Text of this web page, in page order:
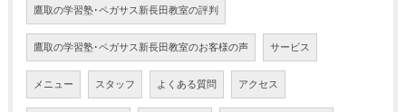
鷹取の学習塾･ペガサス新長田教室の評判
鷹取の学習塾･ペガサス新長田教室のお客様の声 サービス
メニュー スタッフ よくある質問 アクセス